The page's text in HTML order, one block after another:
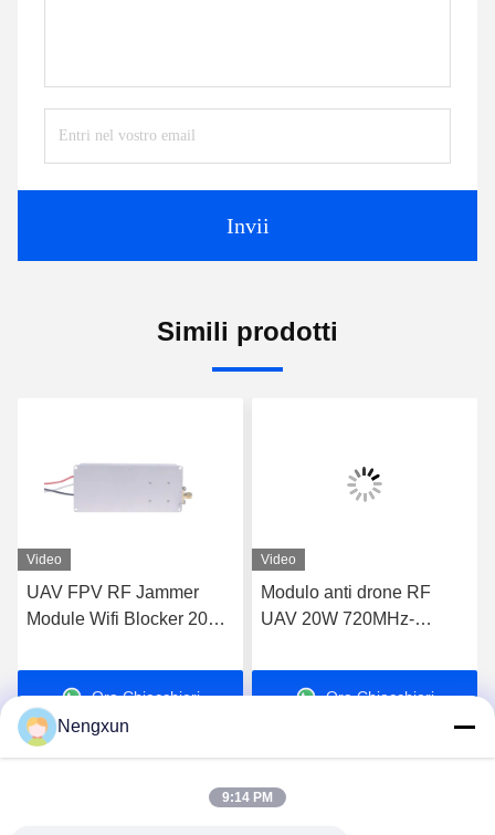
Invii
Simili prodotti
Video
UAV FPV RF Jammer
Module Wifi Blocker 20W
Ora Chiacchieri
Video
Modulo anti drone RF
UAV 20W 720MHz-
Drone Wifi Bluetooth
JammerOra Chiacchieri
Nengxun
9:14 PM